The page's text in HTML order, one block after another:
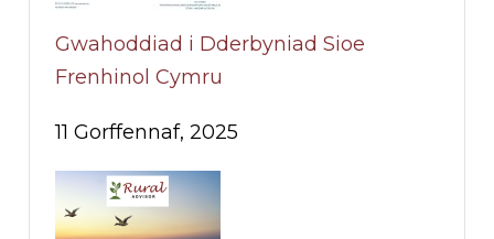
Gwahoddiad i Dderbyniad Sioe
Frenhinol Cymru
11 Gorffennaf, 2025